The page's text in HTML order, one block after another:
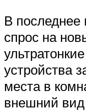
В последнее
спрос на
устройства
места в
внешний